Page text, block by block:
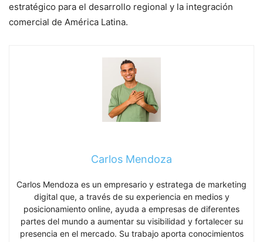
estratégico para el desarrollo regional y la integración
comercial de América Latina.
Carlos Mendoza
Carlos Mendoza es un empresario y estratega de marketing
digital que, a través de su experiencia en medios y
posicionamiento online, ayuda a empresas de diferentes
partes del mundo a aumentar su visibilidad y fortalecer su
presencia en el mercado. Su trabajo aporta conocimientos